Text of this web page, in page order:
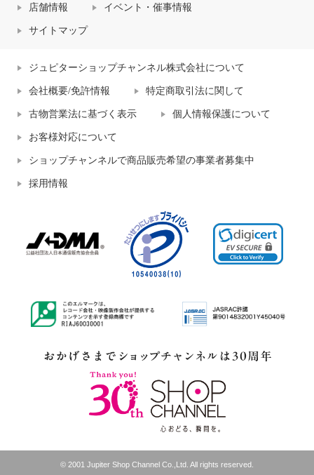
店舗情報 イベント・催事情報
サイトマップ
ジュピターショップチャンネル株式会社について
会社概要/免許情報 特定商取引法に関して
古物営業法に基づく表示 個人情報保護について
お客様対応について
ショップチャンネルで商品販売希望の事業者募集中
採用情報
© 2001 Jupiter Shop Channel Co.,Ltd. All rights reserved.